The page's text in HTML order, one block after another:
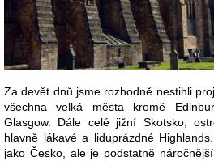
Za devět dnů jsme rozhodně nestihli
všechna velká města kromě
Glasgow. Dále celé jižní Skotsko,
hlavně lákavé a liduprázdné
jako Česko, ale je podstatně